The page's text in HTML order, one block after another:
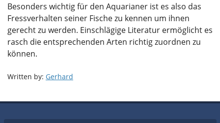
Besonders wichtig für den Aquarianer ist es also das
Fressverhalten seiner Fische zu kennen um ihnen
gerecht zu werden. Einschlägige Literatur ermöglicht es
rasch die entsprechenden Arten richtig zuordnen zu
können.
Written by: Gerhard